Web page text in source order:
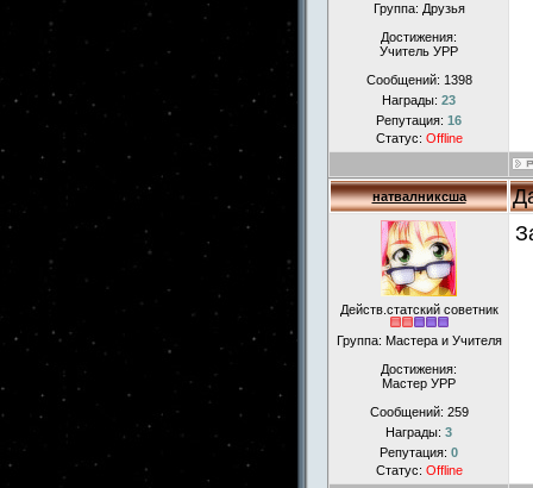
Группа: Друзья
Достижения:
Учитель УРР
Сообщений: 1398
Награды: 23
Репутация: 16
Статус: Offline
натвалниксша
Действ.статский советник
Группа: Мастера и Учителя
Достижения:
Мастер УРР
Сообщений: 259
Награды: 3
Репутация: 0
Статус: Offline